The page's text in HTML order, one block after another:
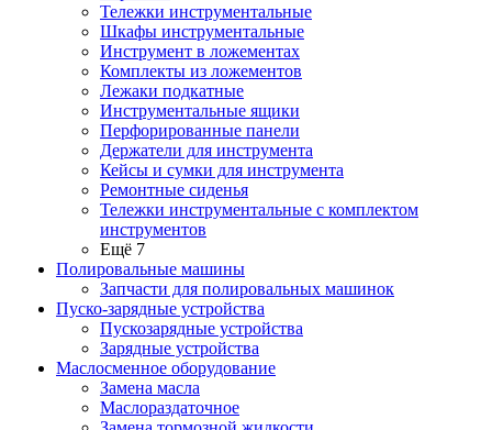
Тележки инструментальные
Шкафы инструментальные
Инструмент в ложементах
Комплекты из ложементов
Лежаки подкатные
Инструментальные ящики
Перфорированные панели
Держатели для инструмента
Кейсы и сумки для инструмента
Ремонтные сиденья
Тележки инструментальные с комплектом
инструментов
Ещё 7
Полировальные машины
Запчасти для полировальных машинок
Пуско-зарядные устройства
Пускозарядные устройства
Зарядные устройства
Маслосменное оборудование
Замена масла
Маслораздаточное